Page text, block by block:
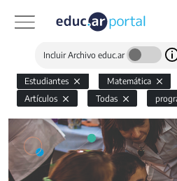
Incluir Archivo educ.ar
Estudiantes Matemática
Artículos
Todas